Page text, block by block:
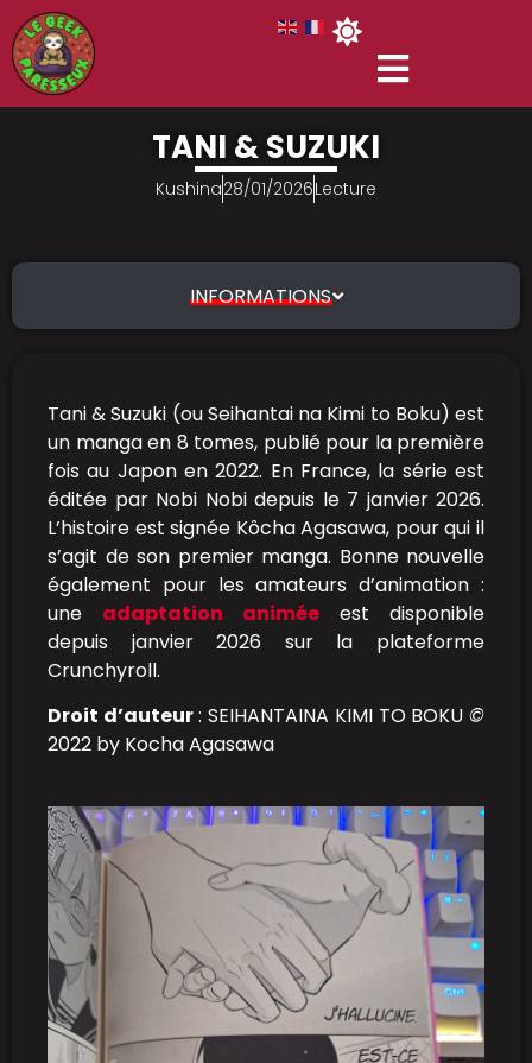
TANI & SUZUKI
Kushina28/01/2026Lecture
INFORMATIONS
Tani & Suzuki (ou Seihantai na Kimi to Boku) est
un manga en 8 tomes, publié pour la première
fois au Japon en 2022. En France, la série est
éditée par Nobi Nobi depuis le 7 janvier 2026.
L’histoire est signée Kôcha Agasawa, pour qui il
s’agit de son premier manga. Bonne nouvelle
également pour les amateurs d’animation :
une adaptation animée est disponible
depuis janvier 2026 sur la plateforme
Crunchyroll.
Droit d’auteur: SEIHANTAINA KIMI TO BOKU©
2022 by Kocha Agasawa